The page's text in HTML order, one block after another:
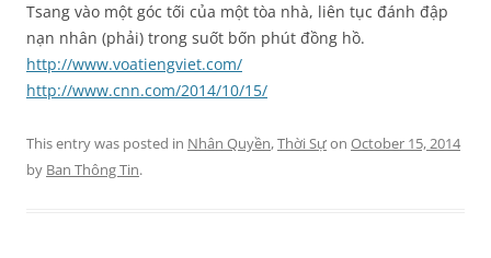
Tsang vào một góc tối của một tòa nhà, liên tục đánh đập
nạn nhân (phải) trong suốt bốn phút đồng hồ.
http://www.voatiengviet.com/
http://www.cnn.com/2014/10/15/
This entry was posted in Nhân Quyền,Thời Sựon October 15, 2014
by Ban Thông Tin.